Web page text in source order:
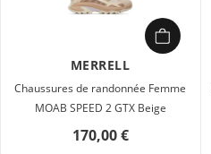
MERRELL
Chaussures de randonnée Femme
MOAB SPEED 2 GTX Beige
170,00 €